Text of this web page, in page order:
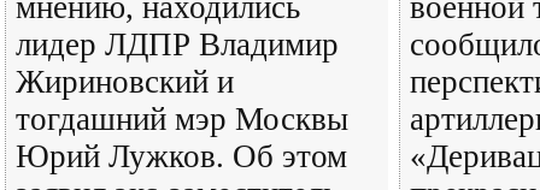
мнению, находились
лидер ЛДПР Владимир
Жириновский и
тогдашний мэр Москвы
Юрий Лужков. Об этом
военной